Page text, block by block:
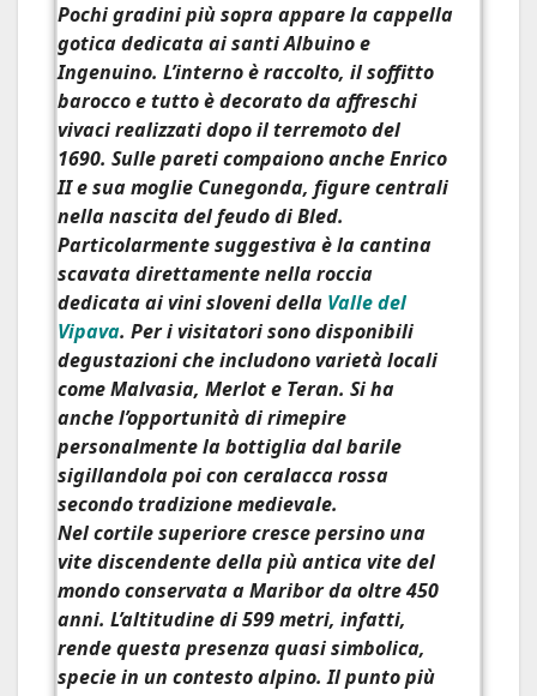
Pochi gradini più sopra appare la cappella
gotica dedicata ai santiAlbuino e
Ingenuino. L’interno è raccolto, il soffitto
barocco e tutto è decorato da affreschi
vivaci realizzati dopo il terremoto del
1690. Sulle pareti compaiono anche Enrico
II e sua moglie Cunegonda, figure centrali
nella nascita del feudo di Bled.
Particolarmente suggestiva è lacantina
scavata direttamente nella roccia
dedicata ai vini sloveni della Valle del
Vipava. Per i visitatori sono disponibili
degustazioni che includono varietà locali
come Malvasia, Merlot e Teran. Si ha
anche l’opportunità di rimepire
personalmente la bottiglia dal barile
sigillandola poi con ceralacca rossa
secondo tradizione medievale.
Nel cortile superiore cresce persino una
vite discendente della più antica vite del
mondo conservata aMariborda oltre 450
anni. L’altitudine di 599 metri, infatti,
rende questa presenza quasi simbolica,
specie in un contesto alpino. Il punto più